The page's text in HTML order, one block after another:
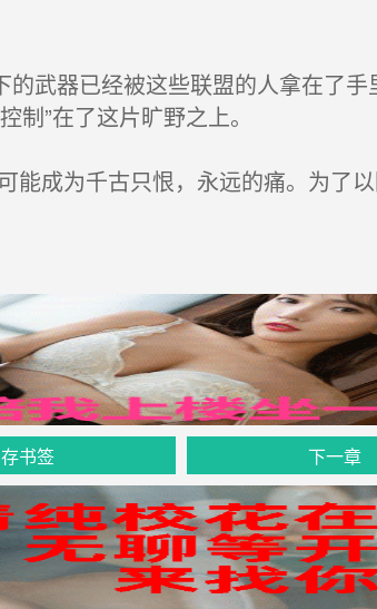
武器已经被这些联盟的人拿在了手
”在了这片旷野之上。
成为千古只恨，永远的痛。为了
存书签 下一章